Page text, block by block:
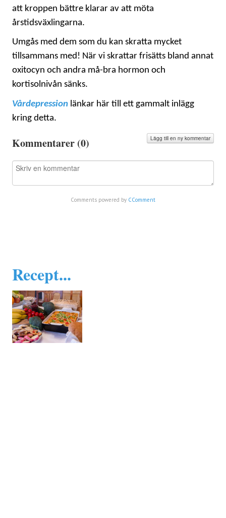
att kroppen bättre klarar av att möta
årstidsväxlingarna.
Umgås med dem som du kan skratta mycket
tillsammans med! När vi skrattar frisätts bland annat
oxitocyn och andra må-bra hormon och
kortisolnivån sänks.
Vårdepression länkar här till ett gammalt inlägg
kring detta.
Kommentarer (0) Lägg till en ny kommentar
Comments powered by CComment
Recept...